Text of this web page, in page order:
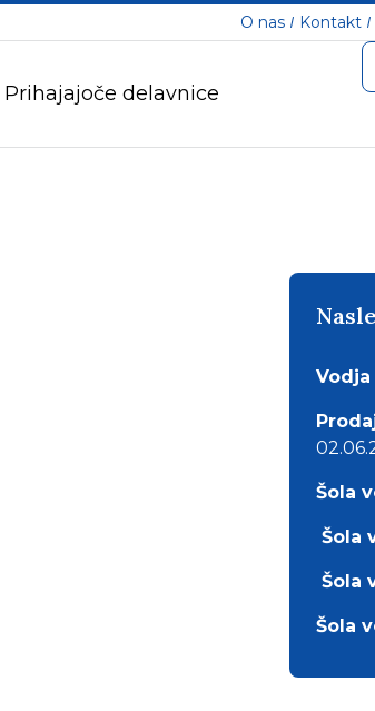
O nas Kontakt
Prihajajoče delavnice
Šola
Šola
Šola
Šola